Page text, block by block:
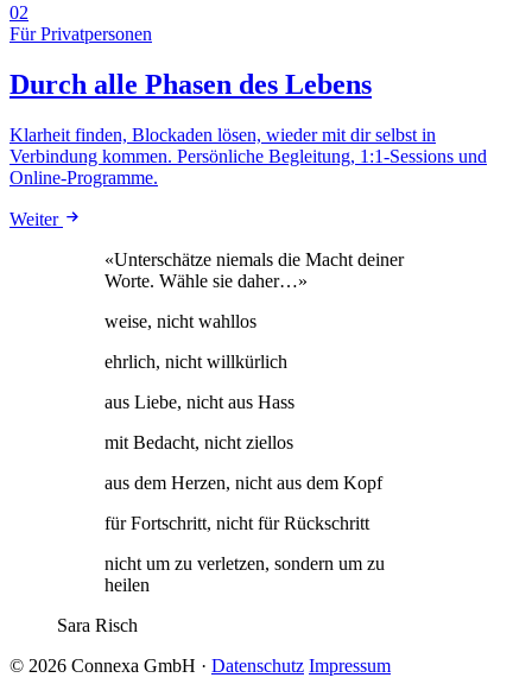
02
Für Privatpersonen
Durch alle Phasen des Lebens
Klarheit finden, Blockaden lösen, wieder mit dir selbst in
Verbindung kommen. Persönliche Begleitung, 1:1-Sessions und
Online-Programme.
Weiter
«Unterschätze niemals die Macht deiner
Worte. Wähle sie daher…»
weise, nicht wahllos
ehrlich, nicht willkürlich
aus Liebe, nicht aus Hass
mit Bedacht, nicht ziellos
aus dem Herzen, nicht aus dem Kopf
für Fortschritt, nicht für Rückschritt
nicht um zu verletzen, sondern um zu
heilen
Sara Risch
© 2026 Connexa GmbH · Datenschutz Impressum